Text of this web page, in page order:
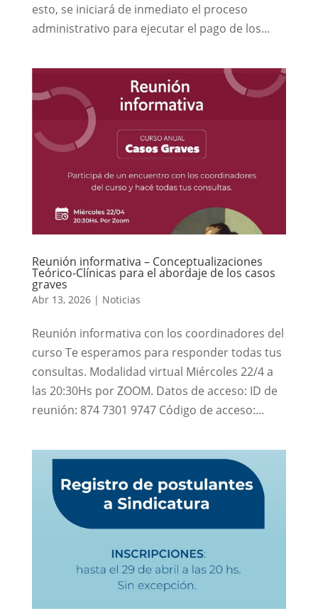
esto, se iniciará de inmediato el proceso
administrativo para ejecutar el pago de los...
Reunión informativa – Conceptualizaciones
Teórico-Clínicas para el abordaje de los casos
graves
Abr 13, 2026| Noticias
Reunión informativa con los coordinadores del
curso Te esperamos para responder todas tus
consultas. Modalidad virtual Miércoles 22/4 a
las 20:30Hs por ZOOM. Datos de acceso: ID de
reunión: 874 7301 9747 Código de acceso:...